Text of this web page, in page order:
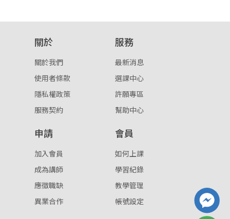
關於
關於我們
使用者條款
隱私權政策
服務契約
服務
最新消息
選課中心
許願專區
幫助中心
申請
加入會員
成為講師
應徵職缺
異業合作
會員
如何上課
學習紀錄
教學管理
帳號設定